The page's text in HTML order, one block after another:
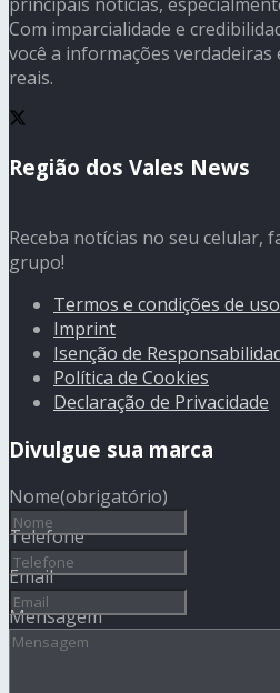
Com imparcialidade e
você a informações
reais.
Região dos Vales News
Receba notícias no seu celular,
grupo!
Termos e condições de uso
Imprint
Isenção de
Política de Cookies
Declaração de Privacidade
Divulgue sua marca
Nome(obrigatório)
Telefone
Email
Mensagem